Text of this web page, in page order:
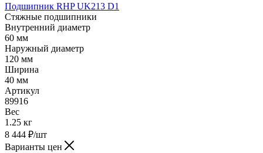
Подшипник RHP UK213 D1
Стяжные подшипники
Внутренний диаметр
60 мм
Наружный диаметр
120 мм
Ширина
40 мм
Артикул
89916
Вес
1.25 кг
8 444 ₽/шт
Варианты цен